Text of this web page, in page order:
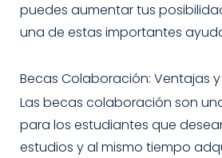
puedes aumentar tus
una de estas importantes
Becas Colaboración: Ventajas
Las becas colaboración son
para los estudiantes que
estudios y al mismo tiempo